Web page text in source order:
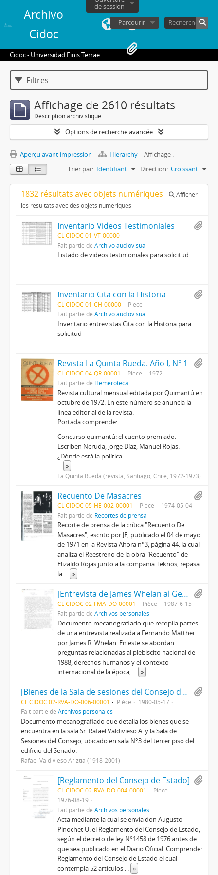
Archivo
Cidoc
de session
Parcourir
Cidoc - Universidad Finis Terrae
Filtres
Affichage de 2610 résultats
Description archivistique
Options de recherche avancée
Aperçu avant impression Hierarchy
Affichage :
Trier par: Identifiant Direction: Croissant
1832 résultats avec objets numériques
Afficher
les résultats avec des objets numériques
Inventario Videos Testimoniales
CL CIDOC 01-VT-00000
Fait partie de Archivo audiovisual
Listado de videos testimoniales para solicitud
Inventario Cita con la Historia
CL CIDOC 01-CH-00000
Pièce
Fait partie de Archivo audiovisual
Inventario entrevistas Cita con la Historia para
solicitud
Revista La Quinta Rueda. Año I, N° 1
CL CIDOC 04-QR-00001 Pièce
1972
Fait partie de Hemeroteca
Revista cultural mensual editada por Quimantú en
octubre de 1972. En este número se anuncia la
línea editorial de la revista.
Portada comprende:
Concurso quimantú: el cuento premiado.
Escriben Neruda, Jorge Díaz, Manuel Rojas.
¿Dónde está la política
... »
La Quinta Rueda (revista, Santiago, Chile, 1972-1973)
Recuento De Masacres
CL CIDOC 05-HE-002-00001 Pièce
1974-05-04
Fait partie de Recortes de prensa
Recorte de prensa de la crítica "Recuento De
Masacres", escrito por JE, publicado el 04 de mayo
de 1971 en la Revista Ahora n°3, página 44. la cual
analiza el Reestreno de la obra "Recuento" de
Elizaldo Rojas junto a la compañía Teknos, repasa
la ... »
[Entrevista de James Whelan al General Matthei realizada en ex edificio Diego Portales]
CL CIDOC 02-FMA-DO-00001 Pièce
1987-6-15
Fait partie de Archivos personales
Documento mecanografiado que recopila partes
de una entrevista realizada a Fernando Matthei
por James R. Whelan. En este se abordan
preguntas relacionadas al plebiscito nacional de
1988, derechos humanos y el contexto
internacional de la época, ... »
[Bienes de la Sala de sesiones del Consejo de Estado]
CL CIDOC 02-RVA-DO-006-00001 Pièce
1980-05-17
Fait partie de Archivos personales
Documento mecanografiado que detalla los bienes que se
encuentra en la sala Sr. Rafael Valdivieso A. y la Sala de
Sesiones del Consejo, ubicado en sala N°3 del tercer piso del
edificio del Senado.
Rafael Valdivieso Ariztía (1918-2001)
[Reglamento del Consejo de Estado]
CL CIDOC 02-RVA-DO-004-00001
Pièce
1976-08-19
Fait partie de Archivos personales
Acta mediante la cual se envía don Augusto
Pinochet U. el Reglamento del Consejo de Estado,
según el decreto de ley N°1458 de 1976 antes de
que sea publicado en el Diario Oficial. Comprende:
Reglamento del Consejo de Estado el cual
contempla 52 artículos ... »